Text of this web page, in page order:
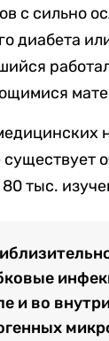
с сильно
диабета
тыс.
и во